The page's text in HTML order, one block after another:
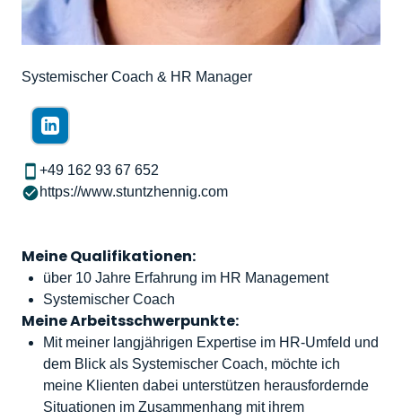
Systemischer Coach & HR Manager
+49 162 93 67 652
https://www.stuntzhennig.com
Meine Qualifikationen:
über 10 Jahre Erfahrung im HR Management
Systemischer Coach
Meine Arbeitsschwerpunkte:
Mit meiner langjährigen Expertise im HR-Umfeld und
dem Blick als Systemischer Coach, möchte ich
meine Klienten dabei unterstützen herausfordernde
Situationen im Zusammenhang mit ihrem